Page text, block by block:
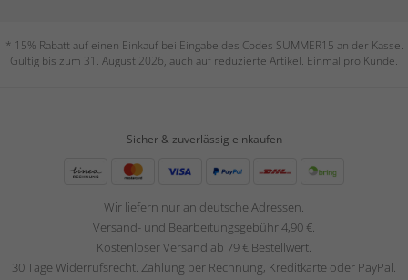
* 15% Rabatt auf einen Einkauf bei Eingabe des Codes SUMMER15 an der Kasse.
Gültig bis zum 31. August 2026, auch auf reduzierte Artikel. Einmal pro Kunde.
Sicher & zuverlässig einkaufen
Wir liefern nur an deutsche Adressen.
Versand- und Bearbeitungsgebühr 4,90 €.
Kostenloser Versand ab 79 € Bestellwert.
30 Tage Widerrufsrecht. Zahlung per Rechnung, Kreditkarte oder PayPal.